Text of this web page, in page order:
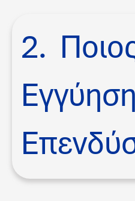
2.